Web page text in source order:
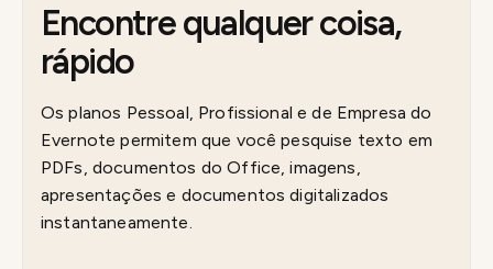
Encontre qualquer coisa,
rápido
Os planos Pessoal, Profissional e de Empresa do
Evernote permitem que você pesquise texto em
PDFs, documentos do Office, imagens,
apresentações e documentos digitalizados
instantaneamente.